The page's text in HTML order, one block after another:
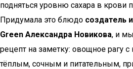
подняться уровню сахара в крови
Придумала это блюдо создатель
Green Александра Новикова, и
рецепт на заметку: овощное рагу с
тёплым, сочным и питательным,